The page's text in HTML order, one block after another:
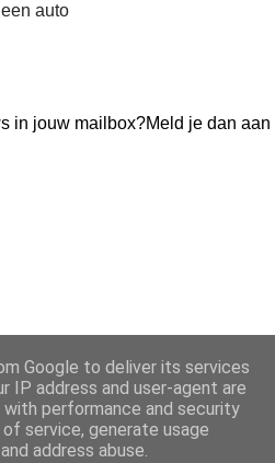
auto
in jouw mailbox?Meld je dan aan
Google to deliver its services
IP address and user-agent are
performance and security
service, generate usage
address abuse.